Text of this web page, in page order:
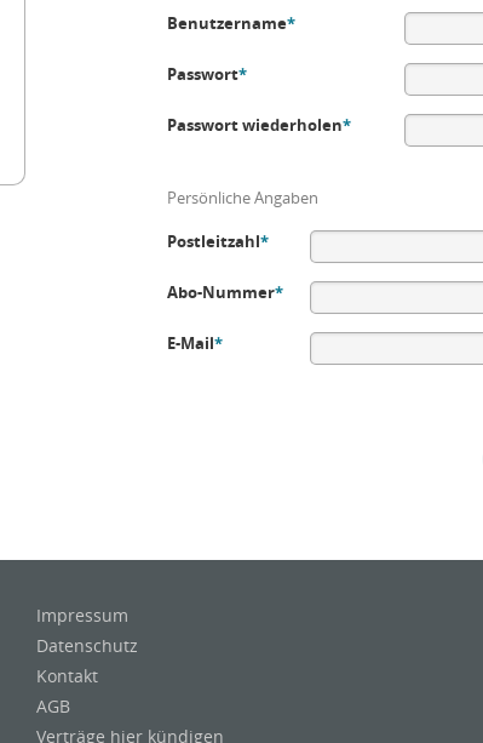
Benutzername*
Passwort*
Passwort wiederholen*
Persönliche Angaben
Postleitzahl*
Abo-Nummer*
E-Mail*
Impressum
Datenschutz
Kontakt
AGB
Verträge hier kündigen